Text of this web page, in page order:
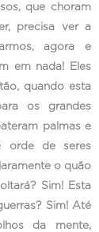
que choram
precisa ver a
agora e
em nada! Eles
quando esta
os grandes
palmas e
orde de seres
o quão
Sim! Esta
Sim! Até
da mente,